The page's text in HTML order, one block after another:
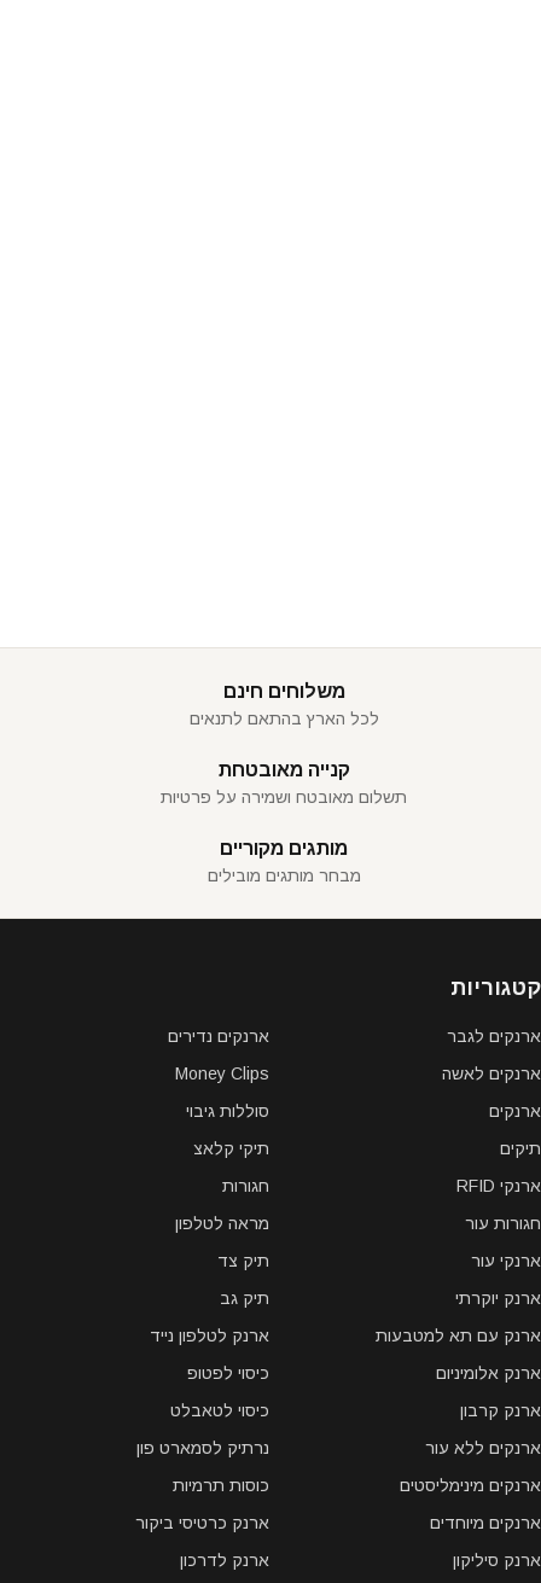
משלוחים חינם
לכל הארץ בהתאם לתנאים
קנייה מאובטחת
תשלום מאובטח ושמירה על פרטיות
מותגים מקוריים
מבחר מותגים מובילים
קטגוריות
ארנקים לגבר
ארנקים לאשה
ארנקים
תיקים
ארנקי RFID
חגורות עור
ארנקי עור
ארנק יוקרתי
ארנק עם תא למטבעות
ארנק אלומיניום
ארנק קרבון
ארנקים ללא עור
ארנקים מינימליסטים
ארנקים מיוחדים
ארנק סיליקון
ארנקים נדירים
Money Clips
סוללות גיבוי
תיקי קלאצ
חגורות
מראה לטלפון
תיק צד
תיק גב
ארנק לטלפון נייד
כיסוי לפטופ
כיסוי לטאבלט
נרתיק לסמארט פון
כוסות תרמיות
ארנק כרטיסי ביקור
ארנק לדרכון